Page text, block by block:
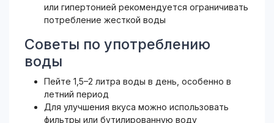
или гипертонией рекомендуется ограничивать
потребление жесткой воды
Советы по употреблению
воды
Пейте 1,5–2 литра воды в день, особенно в
летний период
Для улучшения вкуса можно использовать
фильтры или бутилированную воду